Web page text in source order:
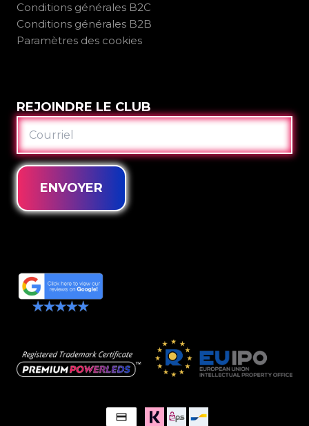
Conditions générales B2C
Conditions générales B2B
Paramètres des cookies
REJOINDRE LE CLUB
COURRIEL
ENVOYER